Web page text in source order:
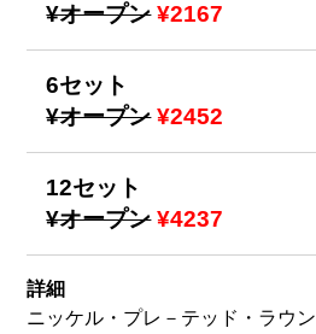
¥オープン ¥2167
6セット
¥オープン ¥2452
12セット
¥オープン ¥4237
詳細
ニッケル・プレ－テッド・ラウ